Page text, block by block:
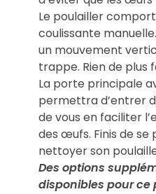
Le poulailler
coulissante
un mouvement
trappe. Rien de plus
La porte principale
permettra d’entrer
de vous en faciliter
des œufs. Finis de
nettoyer son
Des options
disponibles pour ce